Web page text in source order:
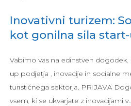
Inovativni turizem:
kot gonilna sila
Vabimo vas na edinstven
up podjetja , inovacije in socialne
turističnega sektorja. PRIJAVA
vsem, ki se ukvarjate z inovacijami